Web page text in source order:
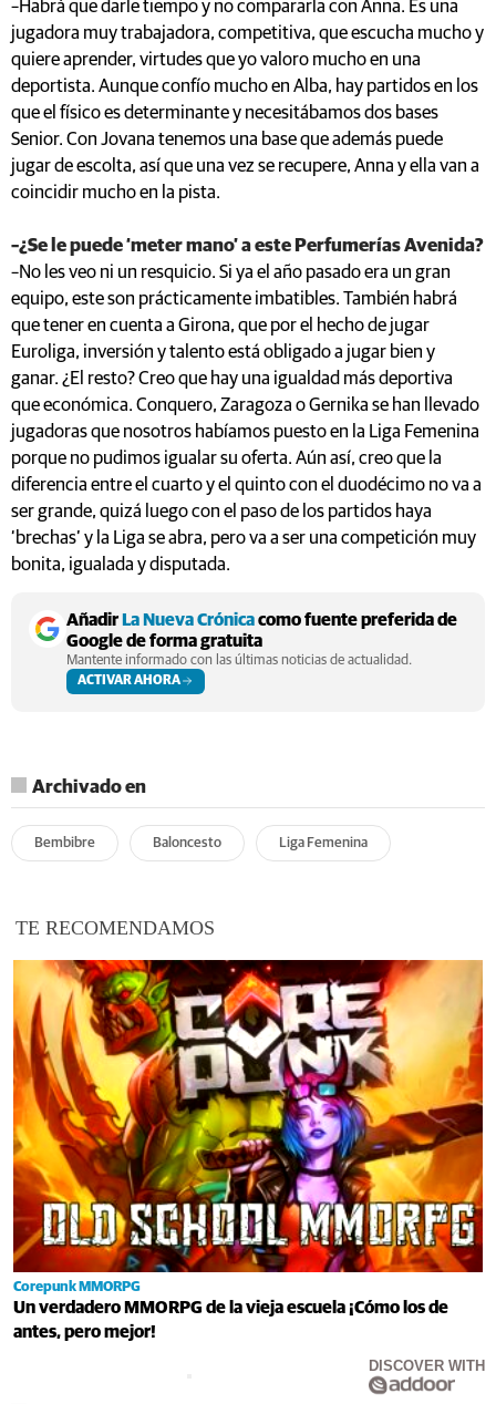
–Habrá que darle tiempo y no compararla con Anna. Es una
jugadora muy trabajadora, competitiva, que escucha mucho y
quiere aprender, virtudes que yo valoro mucho en una
deportista. Aunque confío mucho en Alba, hay partidos en los
que el físico es determinante y necesitábamos dos bases
Senior. Con Jovana tenemos una base que además puede
jugar de escolta, así que una vez se recupere, Anna y ella van a
coincidir mucho en la pista.
–¿Se le puede ‘meter mano’ a este Perfumerías Avenida?
–No les veo ni un resquicio. Si ya el año pasado era un gran
equipo, este son prácticamente imbatibles. También habrá
que tener en cuenta a Girona, que por el hecho de jugar
Euroliga, inversión y talento está obligado a jugar bien y
ganar. ¿El resto? Creo que hay una igualdad más deportiva
que económica. Conquero, Zaragoza o Gernika se han llevado
jugadoras que nosotros habíamos puesto en la Liga Femenina
porque no pudimos igualar su oferta. Aún así, creo que la
diferencia entre el cuarto y el quinto con el duodécimo no va a
ser grande, quizá luego con el paso de los partidos haya
‘brechas’ y la Liga se abra, pero va a ser una competición muy
bonita, igualada y disputada.
AñadirLa Nueva Crónicacomo fuente preferida de
Google de forma gratuita
Mantente informado con las últimas noticias de actualidad.
ACTIVAR AHORA
Archivado en
Bembibre Baloncesto Liga Femenina
TE RECOMENDAMOS
Corepunk MMORPG
Un verdadero MMORPG de la vieja escuela ¡Cómo los de
antes, pero mejor!
DISCOVER WITH